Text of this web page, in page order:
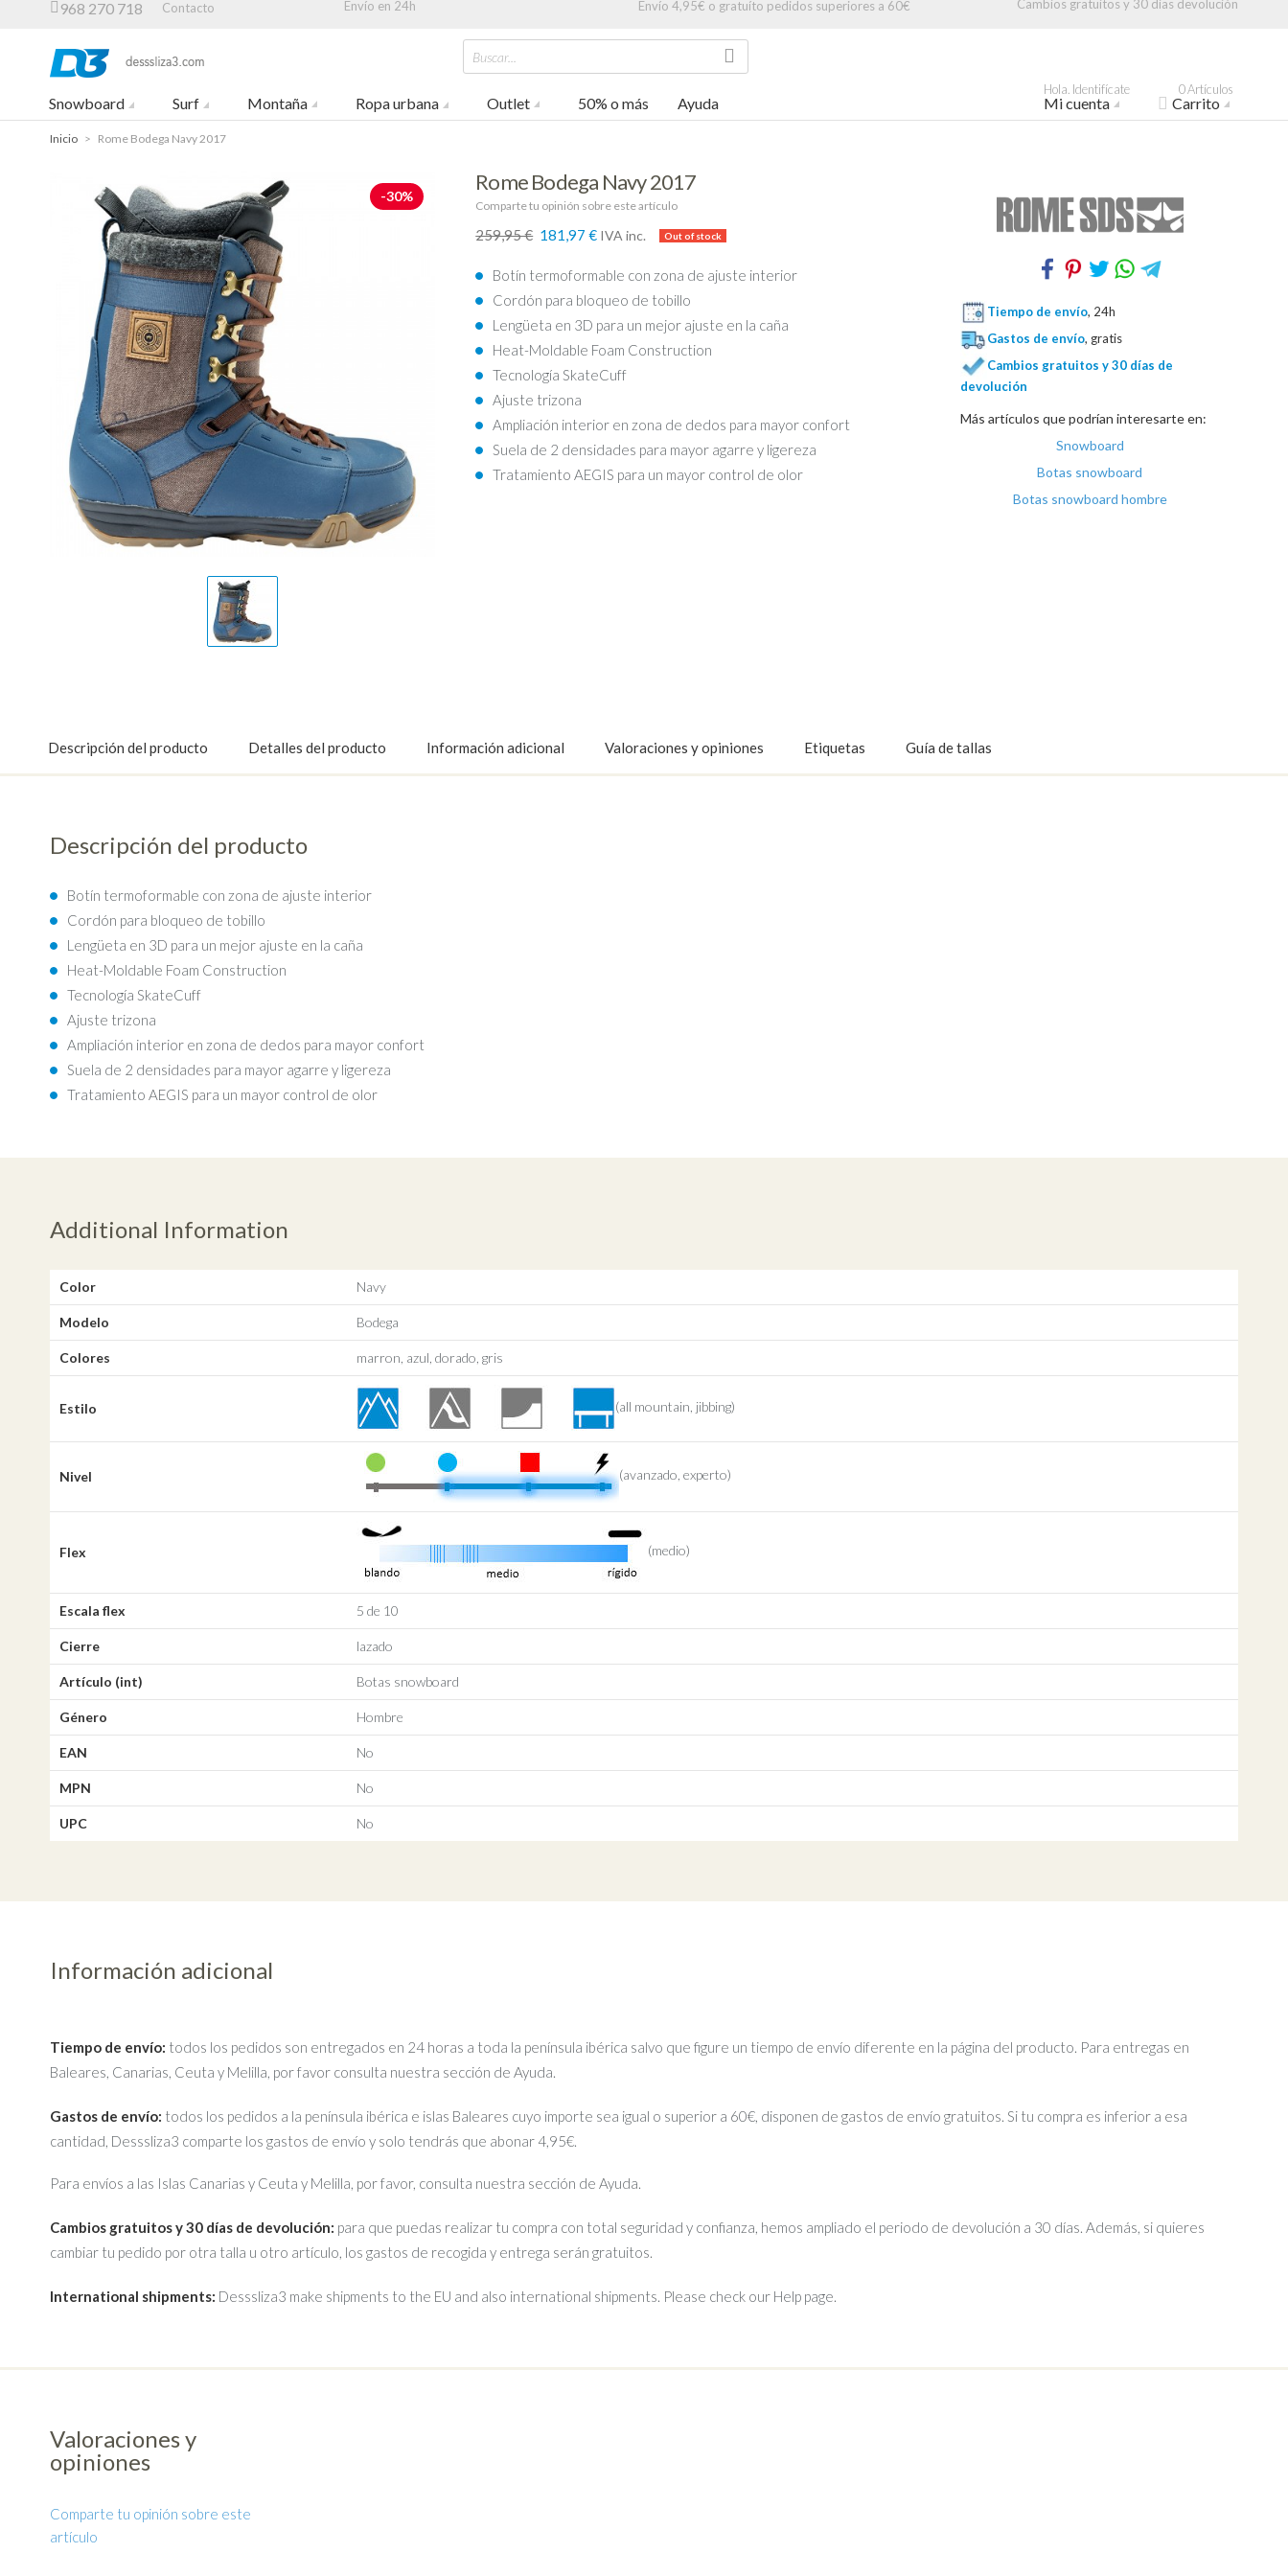
968 270 718 Contacto Envío en 24h Envío 4,95€ o gratuíto pedidos superiores a 60€ Cambios gratuitos y 30 días devolución
Buscar...
Hola. Identifícate
Mi cuenta
0 Artículos
Carrito
Snowboard Surf Montaña Ropa urbana Outlet 50% o más Ayuda
Inicio > Rome Bodega Navy 2017
-30%
Rome Bodega Navy 2017
Comparte tu opinión sobre este artículo
259,95 € 181,97 € IVA inc.
Botín termoformable con zona de ajuste interior
Cordón para bloqueo de tobillo
Lengüeta en 3D para un mejor ajuste en la caña
Heat-Moldable Foam Construction
Tecnología SkateCuff
Ajuste trizona
Ampliación interior en zona de dedos para mayor confort
Suela de 2 densidades para mayor agarre y ligereza
Tratamiento AEGIS para un mayor control de olor
Tiempo de envío, 24h
Gastos de envío, gratis
Cambios gratuitos y 30 días de
devolución
Más artículos que podrían interesarte en:
Snowboard
Botas snowboard
Botas snowboard hombre
Descripción del producto Detalles del producto Información adicional Valoraciones y opiniones Etiquetas Guía de tallas
Descripción del producto
Botín termoformable con zona de ajuste interior
Cordón para bloqueo de tobillo
Lengüeta en 3D para un mejor ajuste en la caña
Heat-Moldable Foam Construction
Tecnología SkateCuff
Ajuste trizona
Ampliación interior en zona de dedos para mayor confort
Suela de 2 densidades para mayor agarre y ligereza
Tratamiento AEGIS para un mayor control de olor
Additional Information
Color Navy
Modelo Bodega
Colores marron, azul, dorado, gris
Estilo (all mountain, jibbing)
Nivel (avanzado, experto)
Flex (medio)
Escala flex 5 de 10
Cierre lazado
Artículo (int) Botas snowboard
Género Hombre
EAN No
MPN No
UPC No
Información adicional
Tiempo de envío: todos los pedidos son entregados en 24 horas a toda la península ibérica salvo que figure un tiempo de envío diferente en la página del producto. Para entregas en
Baleares, Canarias, Ceuta y Melilla, por favor consulta nuestra sección de Ayuda.
Gastos de envío: todos los pedidos a la península ibérica e islas Baleares cuyo importe sea igual o superior a 60€, disponen de gastos de envío gratuitos. Si tu compra es inferior a esa
cantidad, Desssliza3 comparte los gastos de envío y solo tendrás que abonar 4,95€.
Para envíos a las Islas Canarias y Ceuta y Melilla, por favor, consulta nuestra sección de Ayuda.
Cambios gratuitos y 30 días de devolución: para que puedas realizar tu compra con total seguridad y confianza, hemos ampliado el periodo de devolución a 30 días. Además, si quieres
cambiar tu pedido por otra talla u otro artículo, los gastos de recogida y entrega serán gratuitos.
International shipments: Desssliza3 make shipments to the EU and also international shipments. Please check our Help page.
Valoraciones y
opiniones
Comparte tu opinión sobre este
artículo